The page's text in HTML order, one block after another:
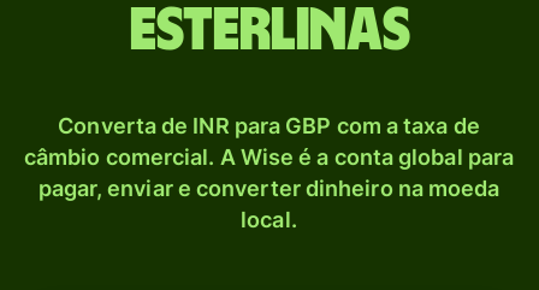
esterlinas
Converta de INR para GBP com a taxa de
câmbio comercial. A Wise é a conta global para
pagar, enviar e converter dinheiro na moeda
local.